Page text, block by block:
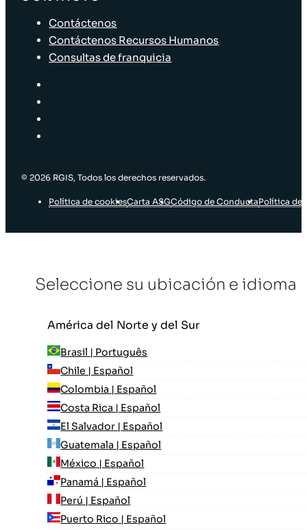
Contáctenos
Contáctenos Recursos Humanos
Consultas de franquicia
© 2026 RGIS, Todos los derechos reservados.
Política de cookiesCarta ASGCódigo de ConductaPolítica de
Seleccione su ubicación e idioma
América del Norte y del Sur
Brasil | Português
Chile | Español
Colombia | Español
Costa Rica | Español
El Salvador | Español
Guatemala | Español
México | Español
Panamá | Español
Perú | Español
Puerto Rico | Español